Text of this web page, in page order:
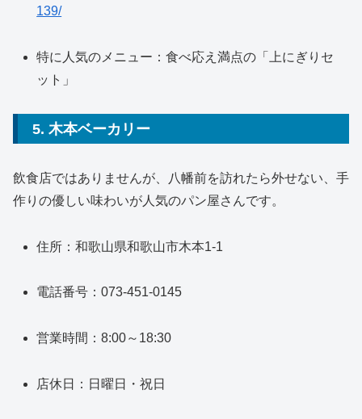
139/
特に人気のメニュー：食べ応え満点の「上にぎりセ
ット」
5. 木本ベーカリー
飲食店ではありませんが、八幡前を訪れたら外せない、手
作りの優しい味わいが人気のパン屋さんです。
住所：和歌山県和歌山市木本1-1
電話番号：073-451-0145
営業時間：8:00～18:30
店休日：日曜日・祝日